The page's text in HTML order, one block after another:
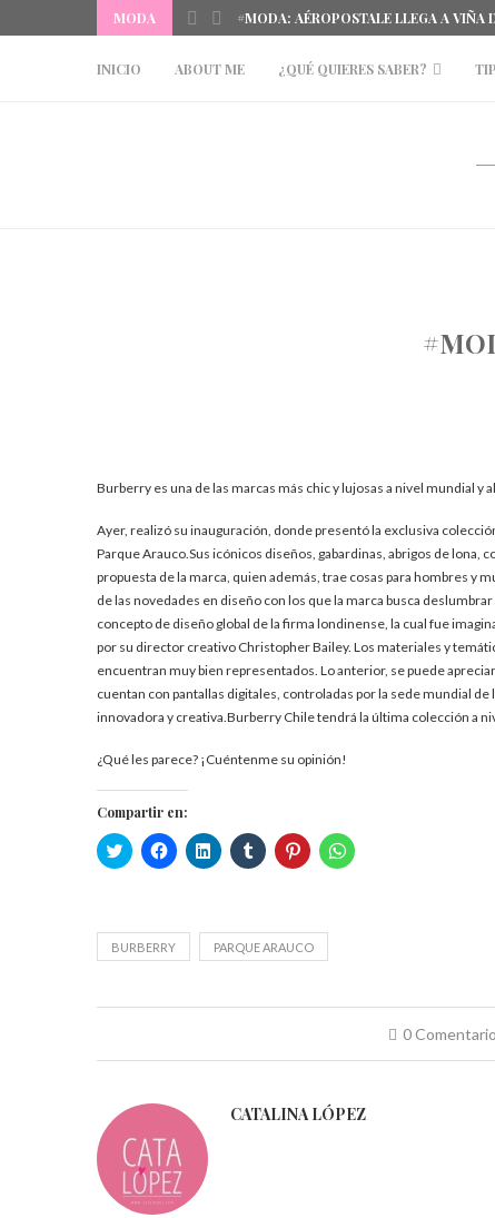
MODA #MODA: AÉROPOSTALE LLEGA A VIÑA
INICIO ABOUT ME ¿QUÉ QUIERES SABER?
Burberry es una de las marcas más chic y lujosas a nivel mundial y
Ayer, realizó su inauguración, donde presentó la exclusiva
Parque Arauco.Sus icónicos diseños, gabardinas, abrigos de lona,
propuesta de la marca, quien además, trae cosas para hombres y
de las novedades en diseño con los que la marca busca
concepto de diseño global de la firma londinense, la cual fue
por su director creativo Christopher Bailey. Los materiales y
encuentran muy bien representados. Lo anterior, se puede
cuentan con pantallas digitales, controladas por la sede mundial
innovadora y creativa.Burberry Chile tendrá la última colección a
¿Qué les parece? ¡Cuéntenme su opinión!
Compartir en:
Haz
clic
(Se
abre
en
nueva)
Haz
clic
(Se
abre
en
nueva)
Haz
clic
(Se
abre
en
nueva)
Haz
clic
(Se
abre
en
nueva)
Haz
clic
(Se
abre
en
nueva)
Haz
clic
nueva)
BURBERRY PARQUE ARAUCO
0 Comentario
CATALINA LÓPEZ